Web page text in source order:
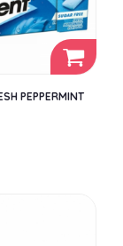
PEPPERMINT